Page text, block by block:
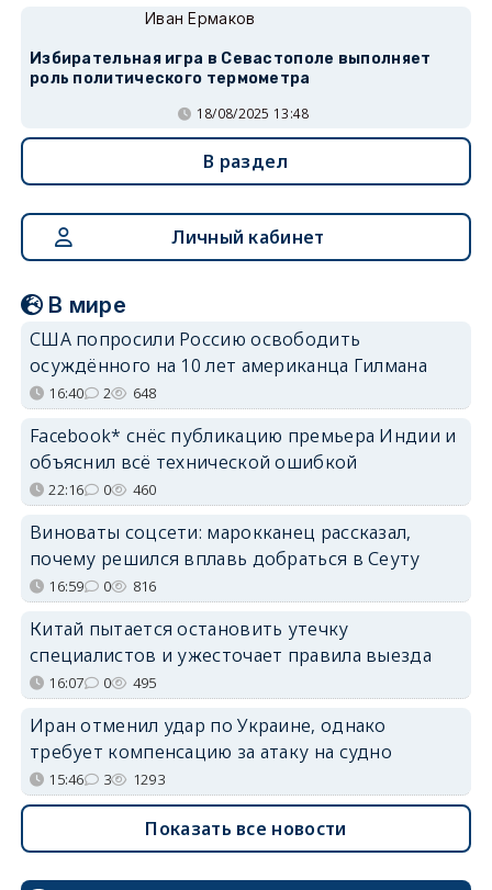
Иван Ермаков
Избирательная игра в Севастополе выполняет
роль политического термометра
18/08/2025 13:48
В раздел
Личный кабинет
В мире
США попросили Россию освободить
осуждённого на 10 лет американца Гилмана
16:40 2 648
Facebook* снёс публикацию премьера Индии и
объяснил всё технической ошибкой
22:16 0 460
Виноваты соцсети: марокканец рассказал,
почему решился вплавь добраться в Сеуту
16:59 0 816
Китай пытается остановить утечку
специалистов и ужесточает правила выезда
16:07 0 495
Иран отменил удар по Украине, однако
требует компенсацию за атаку на судно
15:46 3 1293
Показать все новости